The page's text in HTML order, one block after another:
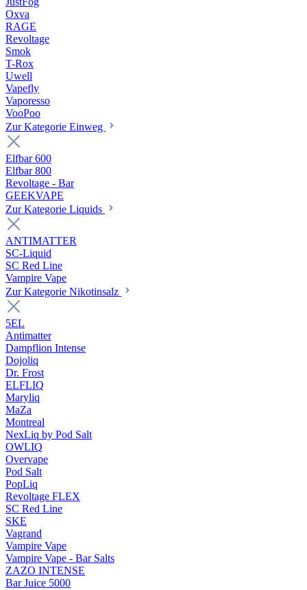
Oxva
RAGE
Revoltage
Smok
T-Rox
Uwell
Vapefly
Vaporesso
VooPoo
Zur Kategorie Einweg
Elfbar 600
Elfbar 800
Revoltage - Bar
GEEKVAPE
Zur Kategorie Liquids
ANTIMATTER
SC-Liquid
SC Red Line
Vampire Vape
Zur Kategorie Nikotinsalz
5EL
Antimatter
Dampflion Intense
Dojoliq
Dr. Frost
ELFLIQ
Maryliq
MaZa
Montreal
NexLiq by Pod Salt
OWLIQ
Overvape
Pod Salt
PopLiq
Revoltage FLEX
SC Red Line
SKE
Vagrand
Vampire Vape
Vampire Vape - Bar Salts
ZAZO INTENSE
Bar Juice 5000